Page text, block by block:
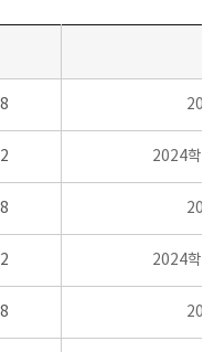
2024학
2024학